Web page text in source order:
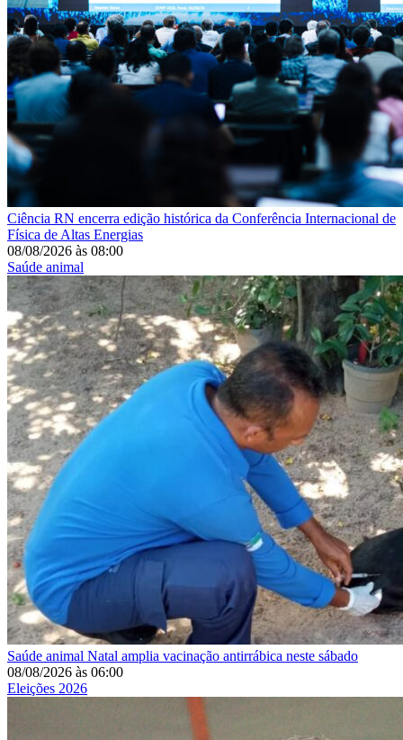
Ciência RN encerra edição histórica da Conferência Internacional de
Física de Altas Energias
08/08/2026 às 08:00
Saúde animal
Saúde animal Natal amplia vacinação antirrábica neste sábado
08/08/2026 às 06:00
Eleições 2026